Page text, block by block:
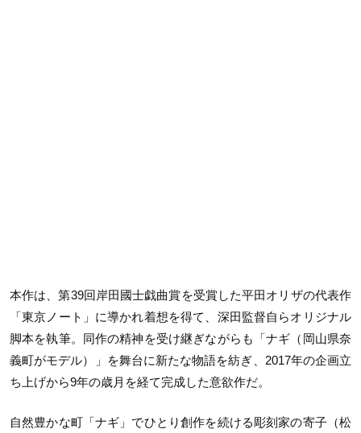
本作は、第39回岸田國士戯曲賞を受賞した平田オリザの代表作
「東京ノート」に導かれ着想を得て、深田監督自らオリジナル
脚本を執筆。同作の精神を受け継ぎながらも「ナギ（岡山県奈
義町がモデル）」を舞台に新たな物語を紡ぎ、2017年の企画立
ち上げから9年の歳月を経て完成した意欲作だ。
自然豊かな町「ナギ」でひとり創作を続ける彫刻家の寄子（松